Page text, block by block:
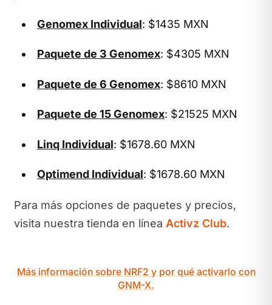
Genomex Individual: $1435 MXN
Paquete de 3 Genomex: $4305 MXN
Paquete de 6 Genomex: $8610 MXN
Paquete de 15 Genomex: $21525 MXN
Linq Individual: $1678.60 MXN
Optimend Individual: $1678.60 MXN
Para más opciones de paquetes y precios,
visita nuestra tienda en línea Activz Club.
Más información sobre NRF2 y por qué activarlo con
GNM-X.